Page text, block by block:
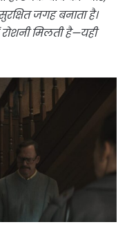
जगह बनाता है।
मिलती है—यही